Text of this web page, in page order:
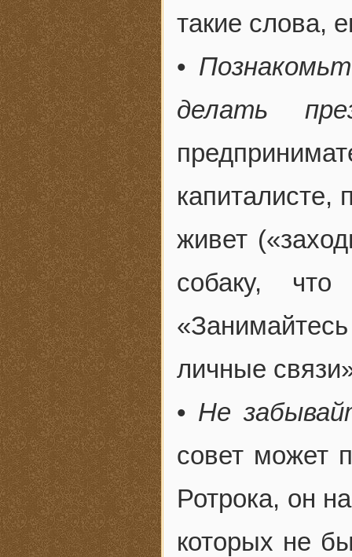
такие слова,
•
делать
капиталисте,
живет
собаку, что
личные
• Не
совет может
Ротрока, он
которых не